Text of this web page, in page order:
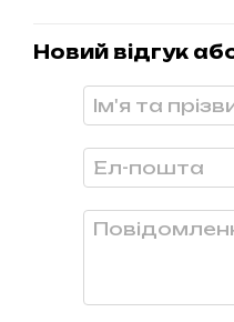
Новий відгук